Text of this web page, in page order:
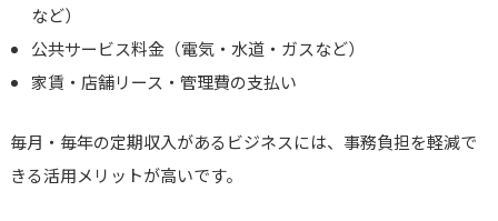
など）
公共サービス料金（電気・水道・ガスなど）
家賃・店舗リース・管理費の支払い
毎月・毎年の定期収入があるビジネスには、事務負担を軽減で
きる活用メリットが高いです。